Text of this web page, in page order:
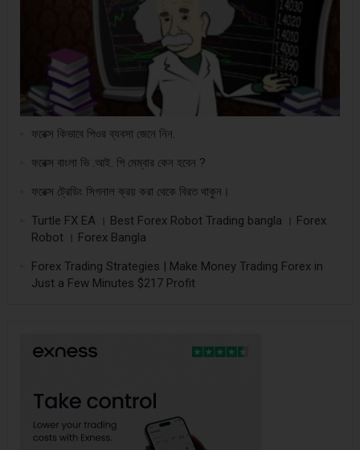
ফরেক্স কিভাবে পিওর ব্যবসা জেনে নিন.
ফরেক্স বাংলা ভি .আই. পি মেম্বার কেন হবেন ?
ফরেক্স ট্রেডিং সিগনাল ক্রয় করা থেকে বিরত থাকুন।
Turtle FX EA । Best Forex Robot Trading bangla । Forex
Robot । Forex Bangla
Forex Trading Strategies | Make Money Trading Forex in
Just a Few Minutes $217 Profit